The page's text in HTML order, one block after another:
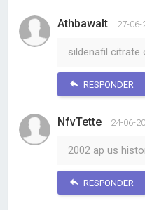
Athbawalt 27-06-
sildenafil citrate
RESPONDER
NfvTette 24-06-
2002 ap us
RESPONDER